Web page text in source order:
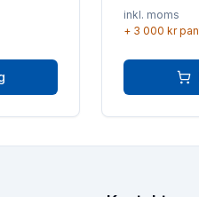
inkl. moms
+ 3 000 kr